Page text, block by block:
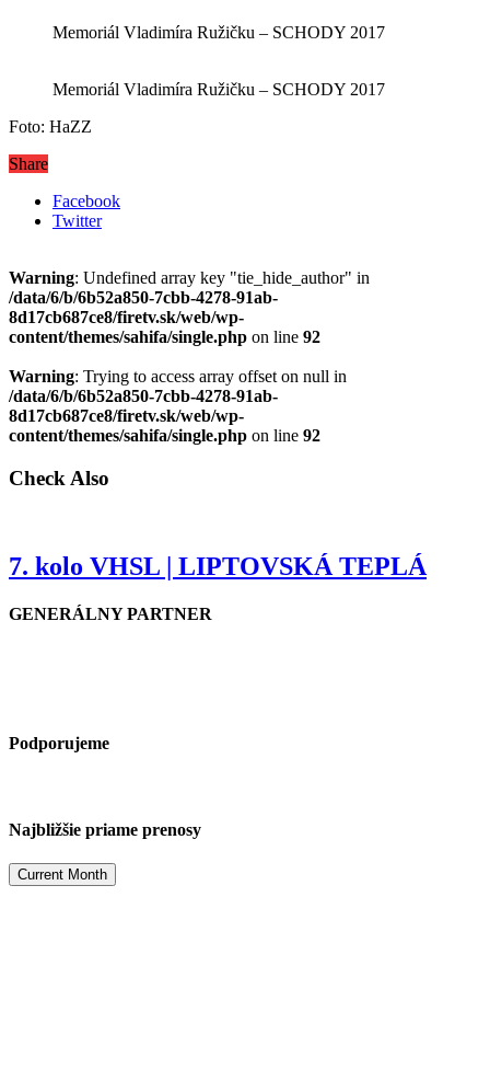
Memoriál Vladimíra Ružičku – SCHODY 2017
Memoriál Vladimíra Ružičku – SCHODY 2017
Foto: HaZZ
Share
Facebook
Twitter
Warning: Undefined array key "tie_hide_author" in
/data/6/b/6b52a850-7cbb-4278-91ab-
8d17cb687ce8/firetv.sk/web/wp-
content/themes/sahifa/single.php on line 92
Warning: Trying to access array offset on null in
/data/6/b/6b52a850-7cbb-4278-91ab-
8d17cb687ce8/firetv.sk/web/wp-
content/themes/sahifa/single.php on line 92
Check Also
7. kolo VHSL | LIPTOVSKÁ TEPLÁ
GENERÁLNY PARTNER
Podporujeme
Najbližšie priame prenosy
Current Month